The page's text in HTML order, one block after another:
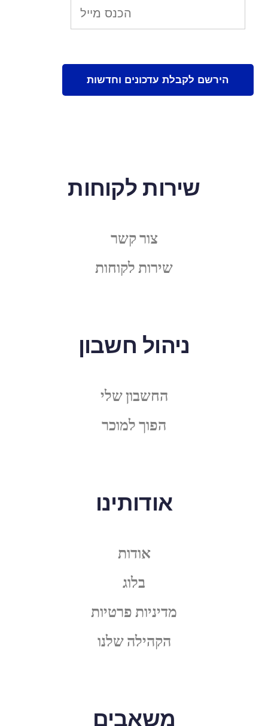
שירות לקוחות
צור קשר
שירות לקוחות
ניהול חשבון
החשבון שלי
הפוך למוכר
אודותינו
אודות
בלוג
מדיניות פרטיות
הקהילה שלנו
משאבים